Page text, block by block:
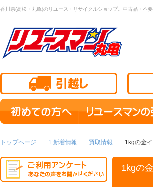
香川県(高松・丸亀)のリユース・リサイクルショップ。中古品・不
トップページ 1.新着情報 買取情報 1kgの金
1kgの